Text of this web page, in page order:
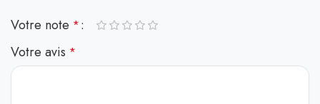
Votre note *
Votre avis *